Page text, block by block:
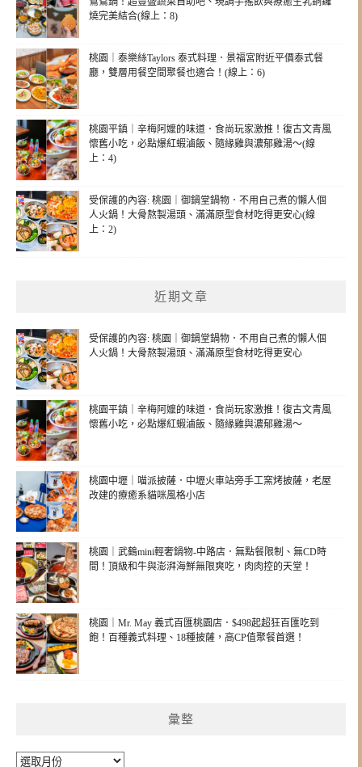
燒完美結合(線上：8)
桃園｜泰樂絲Taylors 泰式料理．景福宮附近平價泰式餐
廳，雙層用餐空間聚餐也適合！(線上：6)
桃園平鎮｜辛梅阿嬤的味道．食尚玩家激推！復古文青風
懷舊小吃，必點爆紅蝦滷飯、隨緣雞與濃郁雞湯～(線
上：4)
受保護的內容: 桃園｜御鍋堂鍋物．不用自己煮的懶人個
人火鍋！大骨熬製湯頭、滿滿原型食材吃得更安心(線
上：2)
近期文章
受保護的內容: 桃園｜御鍋堂鍋物．不用自己煮的懶人個
人火鍋！大骨熬製湯頭、滿滿原型食材吃得更安心
桃園平鎮｜辛梅阿嬤的味道．食尚玩家激推！復古文青風
懷舊小吃，必點爆紅蝦滷飯、隨緣雞與濃郁雞湯～
桃園中壢｜喵派披薩．中壢火車站旁手工窯烤披薩，老屋
改建的療癒系貓咪風格小店
桃園｜武鶴mini輕奢鍋物-中路店．無點餐限制、無CD時
間！頂級和牛與澎湃海鮮無限爽吃，肉肉控的天堂！
桃園｜Mr. May 義式百匯桃園店．$498起超狂百匯吃到
飽！百種義式料理、18種披薩，高CP值聚餐首選！
彙整
彙